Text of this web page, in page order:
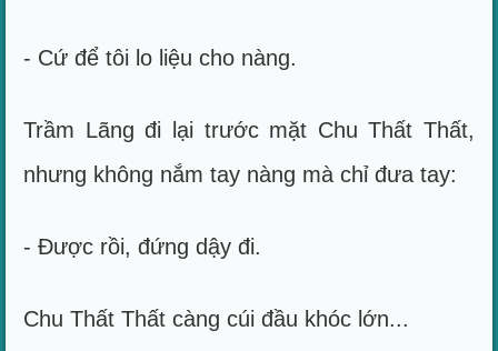
- Cứ để tôi lo liệu cho nàng.
Trầm Lãng đi lại trước mặt Chu Thất Thất,
nhưng không nắm tay nàng mà chỉ đưa tay:
- Được rồi, đứng dậy đi.
Chu Thất Thất càng cúi đầu khóc lớn...